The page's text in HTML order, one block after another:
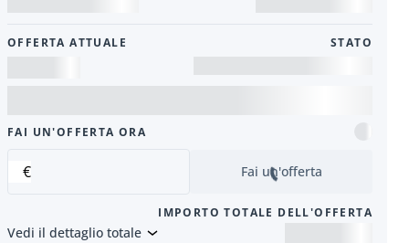
OFFERTA ATTUALE STATO
FAI UN'OFFERTA ORA
€ Fai un'offerta
IMPORTO TOTALE DELL'OFFERTA
Vedi il dettaglio totale